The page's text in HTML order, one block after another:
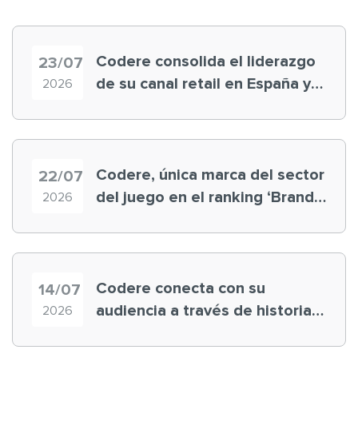
23/07
2026
Codere consolida el liderazgo
de su canal retail en España y
22/07
2026
Codere, única marca del sector
del juego en el ranking ‘Brand
14/07
2026
Codere conecta con su
audiencia a través de historias